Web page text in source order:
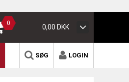
0 0,00 DKK
LOGIN
SØG